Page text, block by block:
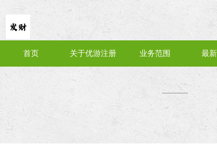
首页 关于优游注册 业务范围 最